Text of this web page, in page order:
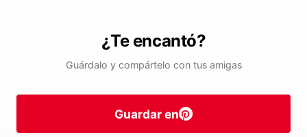
¿Te encantó?
Guárdalo y compártelo con tus amigas
Guardar en